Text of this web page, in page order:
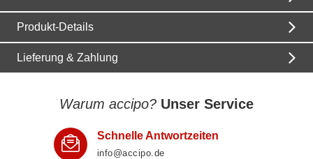
Produkt-Details
Lieferung & Zahlung
Warum accipo? Unser Service
Schnelle Antwortzeiten
info@accipo.de